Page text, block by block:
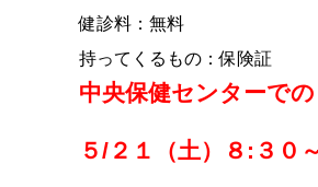
健診料：無料
持ってくるもの：保険証
中央保健センターでの
５/２１（土）８:３０